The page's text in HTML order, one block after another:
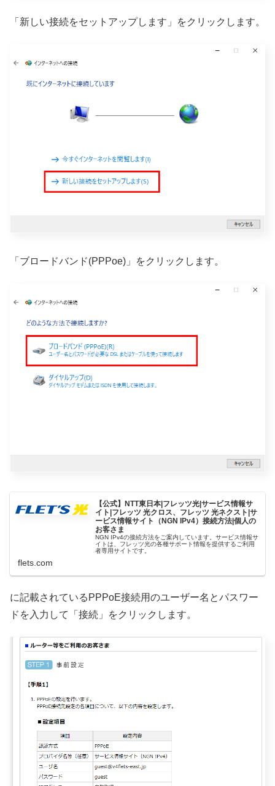
「新しい接続をセットアップします」をクリックします。
「ブロードバンド(PPPoe)」をクリックします。
【公式】NTT東日本|フレッツ光|サービス情報サ
イト|フレッツ 光クロス、フレッツ 光ネクスト|サ
ービス情報サイト（NGN IPv4）接続方法|個人の
お客さま
NGN IPv4の接続方法をご案内しています。サービス情報サ
イトは、フレッツ光の各種サポート情報を提供するご利用
者専用サイトです。
flets.com
に記載されているPPPoE接続用のユーザー名とパスワー
ドを入力して「接続」をクリックします。